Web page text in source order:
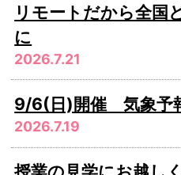
リモートだから全国
に
2026.7.21
9/6(日)開催 気象予
2026.7.19